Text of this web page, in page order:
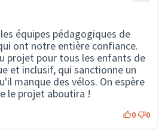
équipes pédagogiques de
ont notre entière confiance.
projet pour tous les enfants de
et inclusif, qui sanctionne un
manque des vélos. On espère
le projet aboutira !
0 0